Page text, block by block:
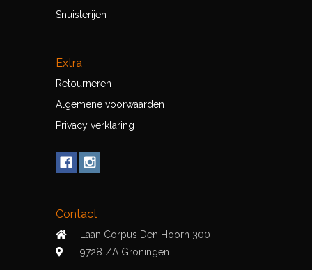
Snuisterijen
Extra
Retourneren
Algemene voorwaarden
Privacy verklaring
Contact
Laan Corpus Den Hoorn 300
9728 ZA Groningen